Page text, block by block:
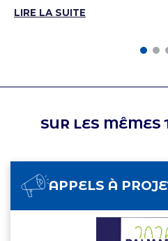
LIRE LA SUITE
SUR LES MÊMES
APPELS À